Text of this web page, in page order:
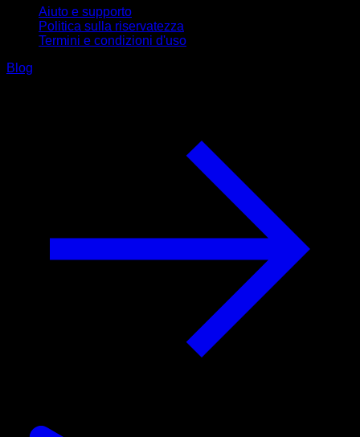
Aiuto e supporto
Politica sulla riservatezza
Termini e condizioni d'uso
Blog